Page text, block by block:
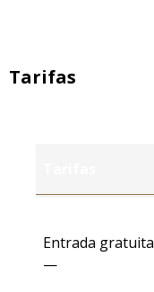
Tarifas
Entrada gratuita
—